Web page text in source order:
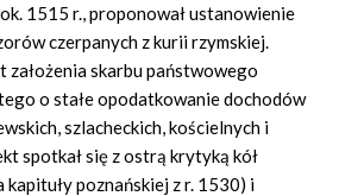
1515 r., proponował ustanowienie
czerpanych z kurii rzymskiej.
założenia skarbu państwowego
o stałe opodatkowanie dochodów
szlacheckich, kościelnych i
spotkał się z ostrą krytyką kół
kapituły poznańskiej z r. 1530) i